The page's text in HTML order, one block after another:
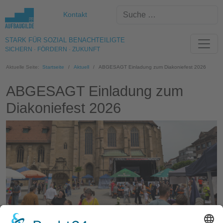
Kontakt
STARK FÜR SOZIAL BENACHTEILIGTE
SICHERN · FÖRDERN · ZUKUNFT
Aktuelle Seite: Startseite Aktuell ABGESAGT Einladung zum Diakoniefest 2026
ABGESAGT Einladung zum
Diakoniefest 2026
VERANSTALTUNG LEIDER ABGESAGT Am Samstag, den 11. Juli